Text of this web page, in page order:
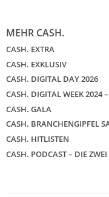
MEHR CASH.
CASH. EXTRA
CASH. EXKLUSIV
CASH. DIGITAL DAY 2026
CASH. DIGITAL WEEK 2024
CASH. GALA
CASH. BRANCHENGIPFEL
CASH. HITLISTEN
CASH. PODCAST – DIE